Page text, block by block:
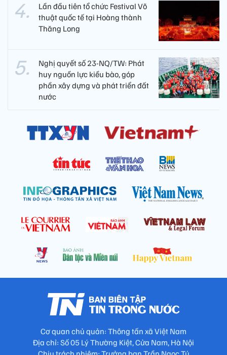
Lần đầu tiên tổ chức Festival Võ
thuật quốc tế tại Hoàng thành
Thăng Long
Nghị quyết số 23-NQ/TW: Phát
huy nguồn lực kiều bào, góp
phần xây dựng và phát triển đất
nước
Cơ quan chủ quản: Thông tấn xã Việt Nam
Địa chỉ: Số 05 Lý Thường Kiệt, Cửa Nam, Hà Nội